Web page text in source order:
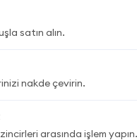
satın alın.
nakde çevirin.
arasında işlem yapın.